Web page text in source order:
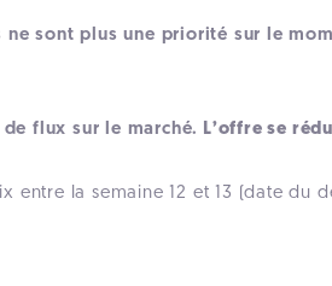
sont plus une priorité sur le
flux sur le marché. L’offre se
entre la semaine 12 et 13 (date du